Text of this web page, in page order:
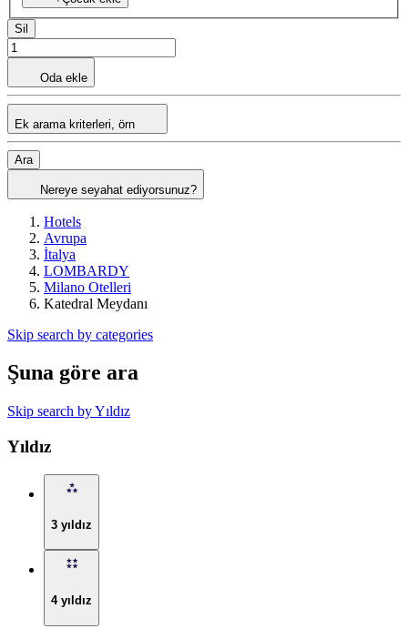
Sil
Oda ekle
Ek arama kriterleri, örn
Ara
Nereye seyahat ediyorsunuz?
Hotels
Avrupa
İtalya
LOMBARDY
Milano Otelleri
Katedral Meydanı
Skip search by categories
Şuna göre ara
Skip search by Yıldız
Yıldız
3 yıldız
4 yıldız